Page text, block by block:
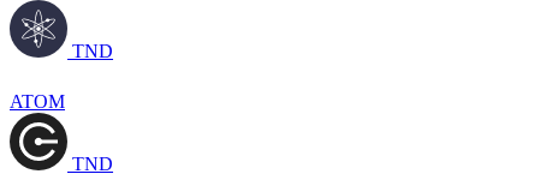
TND
ATOM
TND